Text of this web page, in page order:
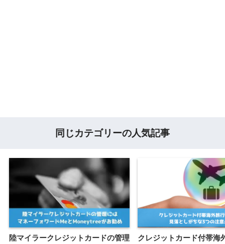
同じカテゴリーの人気記事
陸マイラークレジットカードの管理
クレジットカード付帯海